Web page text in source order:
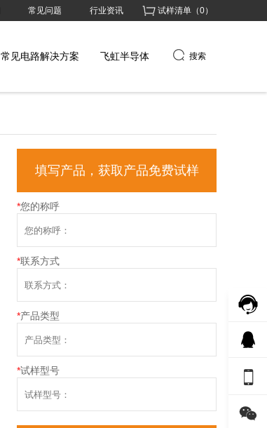
常见问题 行业资讯 试样清单（0）
常见电路解决方案 飞虹半导体 搜索
填写产品，获取产品免费试样
*您的称呼
*联系方式
*产品类型
*试样型号

